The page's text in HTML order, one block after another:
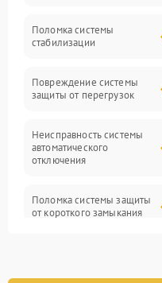
Электропитание
Механика
Корпус/Герметичность
Поломка системы
стабилизации
Повреждение системы
защиты от перегрузок
Неисправность системы
автоматического
отключения
Поломка системы защиты
от короткого замыкания